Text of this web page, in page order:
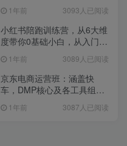
1年前 3093人已阅读
小红书陪跑训练营，从6大维
度带你0基础小白，从入门到
1年前 3089人已阅读
京东电商运营班：涵盖快
车，DMP核心及各工具组
1年前 3087人已阅读